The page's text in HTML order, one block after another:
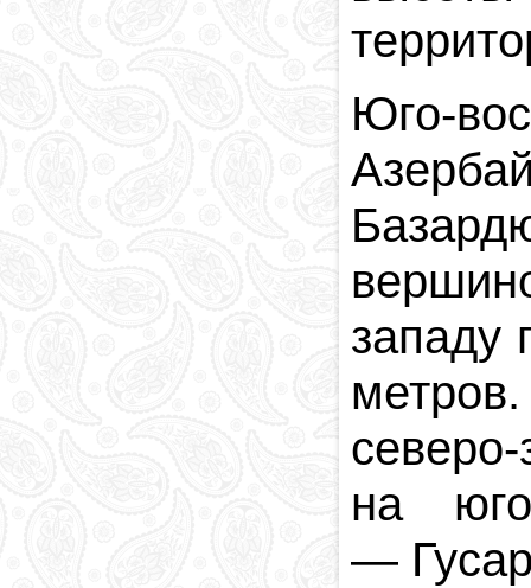
Юго-
западу
на
—